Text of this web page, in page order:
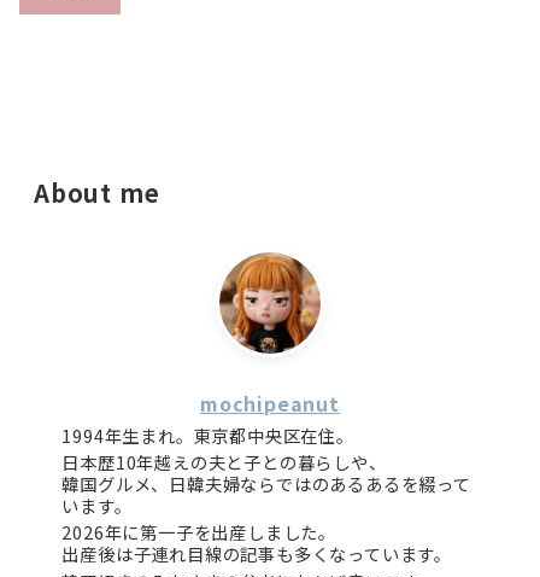
About me
mochipeanut
1994年生まれ。東京都中央区在住。
日本歴10年越えの夫と子との暮らしや、
韓国グルメ、日韓夫婦ならではのあるあるを綴って
います。
2026年に第一子を出産しました。
出産後は子連れ目線の記事も多くなっています。